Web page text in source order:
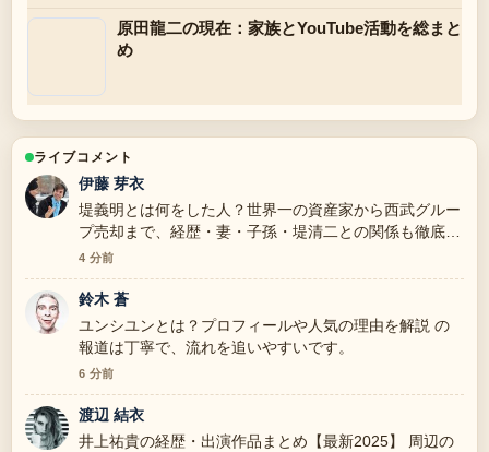
原田龍二の現在：家族とYouTube活動を総まと
め
ライブコメント
伊藤 芽衣
堤義明とは何をした人？世界一の資産家から西武グルー
プ売却まで、経歴・妻・子孫・堤清二との関係も徹底解
説 の背景説明が助かります。ライブ更新を続けてくだ
さい。
4 分前
鈴木 蒼
ユンシユンとは？プロフィールや人気の理由を解説 の
報道は丁寧で、流れを追いやすいです。
6 分前
渡辺 結衣
井上祐貴の経歴・出演作品まとめ【最新2025】 周辺の